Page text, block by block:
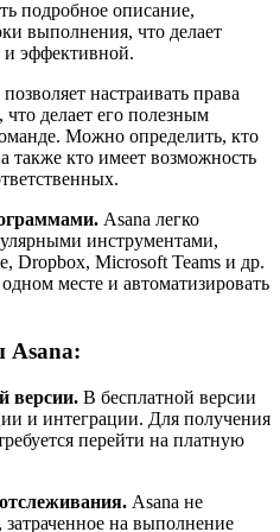
подробное описание,
выполнения, что делает
и эффективной.
позволяет настраивать права
что делает его полезным
Можно определить, кто
также кто имеет возможность
Asana легко
инструментами,
Dropbox, Microsoft Teams и др.
месте и автоматизировать
Asana:
версии. В бесплатной версии
и интеграции. Для получения
перейти на платную
Asana не
затраченное на выполнение